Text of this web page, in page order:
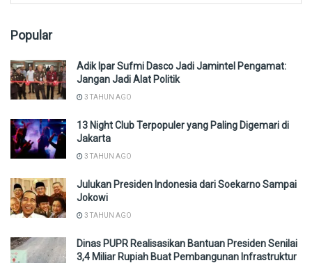
Popular
Adik Ipar Sufmi Dasco Jadi Jamintel Pengamat:
Jangan Jadi Alat Politik
3 TAHUN AGO
13 Night Club Terpopuler yang Paling Digemari di
Jakarta
3 TAHUN AGO
Julukan Presiden Indonesia dari Soekarno Sampai
Jokowi
3 TAHUN AGO
Dinas PUPR Realisasikan Bantuan Presiden Senilai
3,4 Miliar Rupiah Buat Pembangunan Infrastruktur